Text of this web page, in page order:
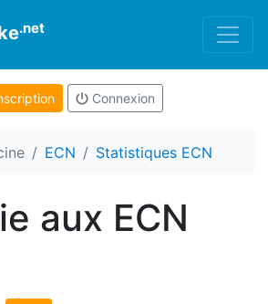
.net
Connexion
ECN Statistiques ECN
aux ECN